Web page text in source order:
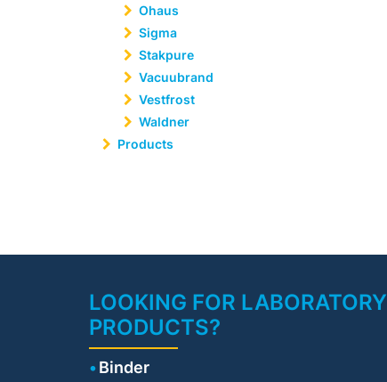
Ohaus
Sigma
Stakpure
Vacuubrand
Vestfrost
Waldner
Products
LOOKING FOR LABORATORY
PRODUCTS?
Binder